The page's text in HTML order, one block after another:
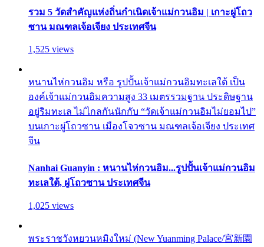
รวม 5 วัดสำคัญแห่งถิ่นกำเนิดเจ้าแม่กวนอิม | เกาะผู่โถว
ซาน มณฑลเจ้อเจียง ประเทศจีน
1,525 views
หนานไห่กวนอิม หรือ รูปปั้นเจ้าแม่กวนอิมทะเลใต้ เป็น
องค์เจ้าแม่กวนอิมความสูง 33 เมตรรวมฐาน ประดิษฐาน
อยู่ริมทะเล ไม่ไกลกันนักกับ “วัดเจ้าแม่กวนอิมไม่ยอมไป”
บนเกาะผู่โถวซาน เมืองโจวซาน มณฑลเจ้อเจียง ประเทศ
จีน
Nanhai Guanyin : หนานไห่กวนอิม...รูปปั้นเจ้าแม่กวนอิม
ทะเลใต้, ผู่โถวซาน ประเทศจีน
1,025 views
พระราชวังหยวนหมิงใหม่ (New Yuanming Palace/宮新園